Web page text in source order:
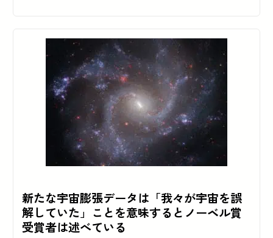
新たな宇宙膨張データは「我々が宇宙を誤
解していた」ことを意味するとノーベル賞
受賞者は述べている